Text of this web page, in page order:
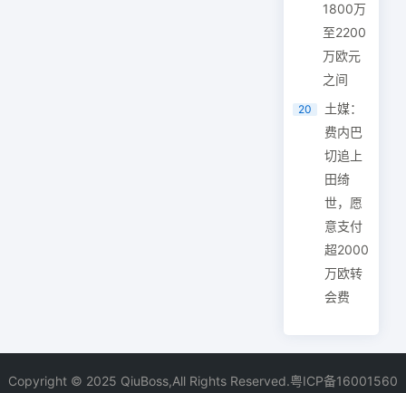
1800万
至2200
万欧元
之间
20
土媒：
费内巴
切追上
田绮
世，愿
意支付
超2000
万欧转
会费
Copyright © 2025 QiuBoss,All Rights Reserved.粤ICP备16001560